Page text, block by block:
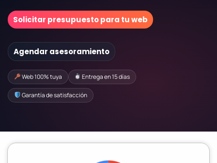
Solicitar presupuesto para tu web
Agendar asesoramiento
Web 100% tuya Entrega en 15 días
Garantía de satisfacción